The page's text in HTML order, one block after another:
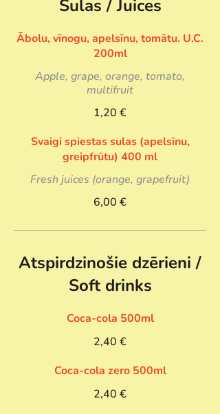
Sulas / Juices
Ābolu, vīnogu, apelsīnu, tomātu. U.C.
200ml
Apple, grape, orange, tomato,
multifruit
1,20 €
Svaigi spiestas sulas (apelsīnu,
greipfrūtu) 400 ml
Fresh juices (orange, grapefruit)
6,00 €
Atspirdzinošie dzērieni /
Soft drinks
Coca-cola 500ml
2,40 €
Coca-cola zero 500ml
2,40 €